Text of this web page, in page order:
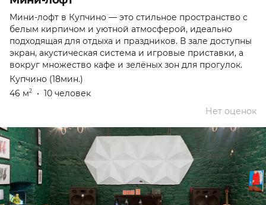
Мини-лофт в Купчино — это стильное пространство с
белым кирпичом и уютной атмосферой, идеально
подходящая для отдыха и праздников. В зале доступны
экран, акустическая система и игровые приставки, а
вокруг множество кафе и зелёных зон для прогулок.
Купчино (18мин.)
46 м2 • 10 человек
Нет оценок